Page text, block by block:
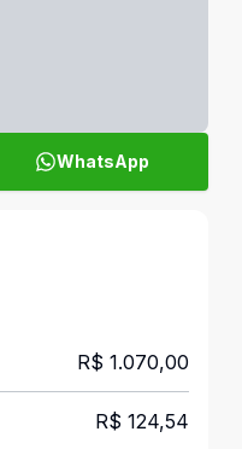
WhatsApp
R$ 1.070,00
R$ 124,54